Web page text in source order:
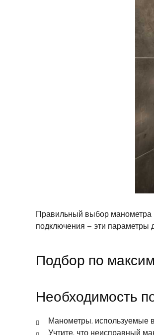
Правильный выбор манометра
подключения – эти параметры
Подбор по
Необходимость
Манометры, используемые
Учтите, что неисправный